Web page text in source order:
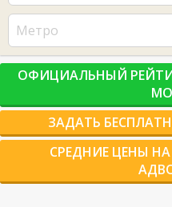
Метро
ОФИЦИАЛЬНЫЙ
ЗАДАТЬ
СРЕДНИЕ ЦЕНЫ